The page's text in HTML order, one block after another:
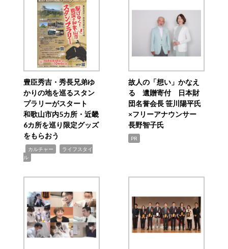
豊臣秀吉・秀長兄弟ゆ
かりの地を巡るスタン
プラリーがスタート
和歌山市内5カ所・近畿
6カ所を巡り限定グッズ
をもらおう
カルチャー
ライフスタイ
ル
故人の「想い」かなえ
る 遺贈寄付 日本財
団名誉会長 笹川陽平氏
×フリーアナウンサー
長野智子氏
PR